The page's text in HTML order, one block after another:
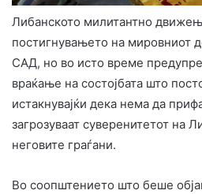
Либанското милитантно
постигнувањето на мировниот
САД, но во исто време
враќање на состојбата што
истакнувајќи дека нема да
загрозуваат суверенитетот на
неговите граѓани.
Во соопштението што беше